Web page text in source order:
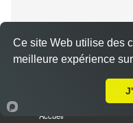
chorizo, poivrons
Accueil
Ce site Web utilise des
meilleure expérience